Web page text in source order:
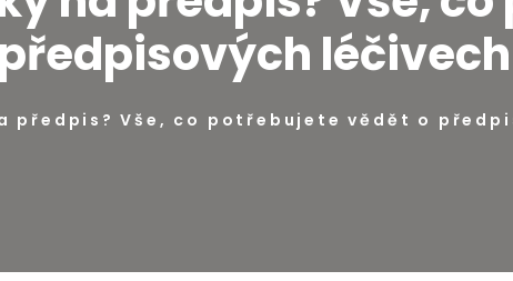
léčivech
předpis? Vše, co potřebujete vědět o